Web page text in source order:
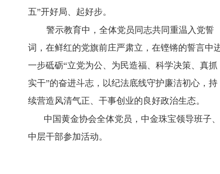
五”开好局、起好步。
警示教育中，全体党员同志共同重温入党誓
词，在鲜红的党旗前庄严肃立，在铿锵的誓言中
一步砥砺“立党为公、为民造福、科学决策、真抓
实干”的奋进斗志，以纪法底线守护廉洁初心，持
续营造风清气正、干事创业的良好政治生态。
中国黄金协会全体党员，中金珠宝领导班子、
中层干部参加活动。